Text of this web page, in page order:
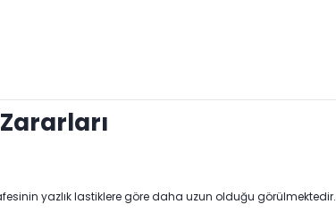
yazlık lastiklere göre daha uzun olduğu görülmektedir.